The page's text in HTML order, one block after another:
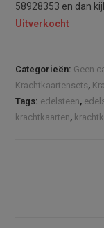
58928353 en dan
Uitverkocht
Categorieën: Geen
Krachtkaartensets,
Tags: edelsteen,
krachtkaarten,